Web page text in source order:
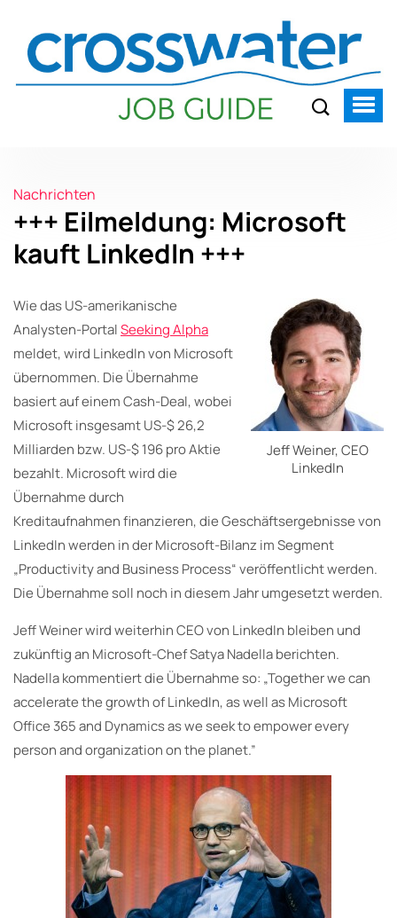
Nachrichten
+++ Eilmeldung: Microsoft
kauft LinkedIn +++
Jeff Weiner, CEO
LinkedIn
Wie das US-amerikanische
Analysten-PortalSeeking Alpha
meldet, wird LinkedIn von Microsoft
übernommen. Die Übernahme
basiert auf einem Cash-Deal, wobei
Microsoft insgesamt US-$ 26,2
Milliarden bzw. US-$ 196 pro Aktie
bezahlt. Microsoft wird die
Übernahme durch
Kreditaufnahmen finanzieren, die Geschäftsergebnisse von
LinkedIn werden in der Microsoft-Bilanz im Segment
„Productivity and Business Process“ veröffentlicht werden.
Die Übernahme soll noch in diesem Jahr umgesetzt werden.
Jeff Weiner wird weiterhin CEO von LinkedIn bleiben und
zukünftig an Microsoft-Chef Satya Nadella berichten.
Nadella kommentiert die Übernahme so: „Together we can
accelerate the growth of LinkedIn, as well as Microsoft
Office 365 and Dynamics as we seek to empower every
person and organization on the planet.”